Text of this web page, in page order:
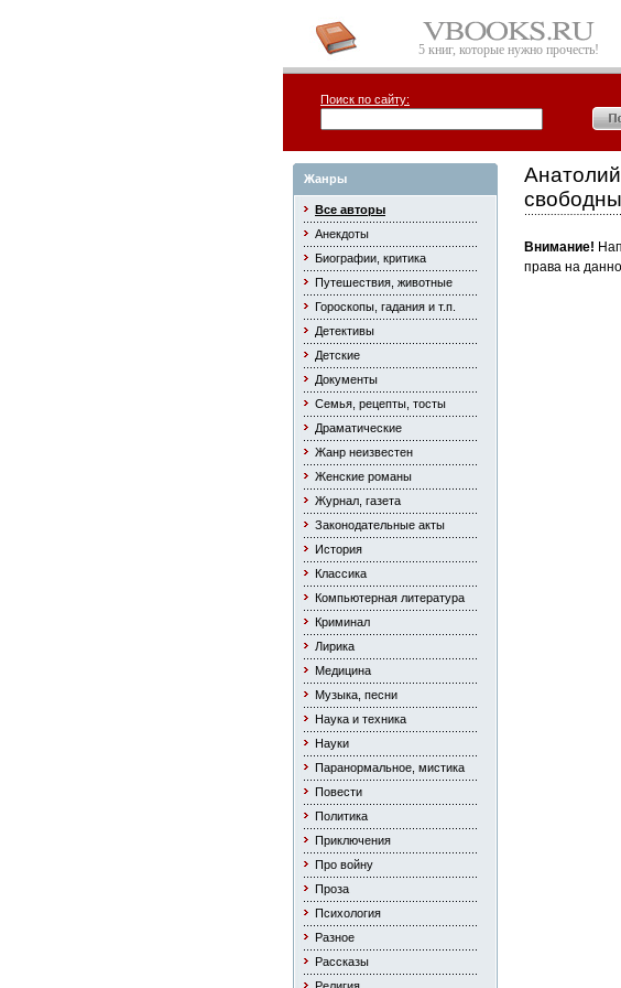
5 книг, которые нужно прочесть!
Поиск по сайту:
Жанры
Все авторы
Анекдоты
Биографии, критика
Путешествия, животные
Гороскопы, гадания и т.п.
Детективы
Детские
Документы
Семья, рецепты, тосты
Драматические
Жанр неизвестен
Женские романы
Журнал, газета
Законодательные акты
История
Классика
Компьютерная литература
Криминал
Лирика
Медицина
Музыка, песни
Наука и техника
Науки
Паранормальное, мистика
Повести
Политика
Приключения
Про войну
Проза
Психология
Разное
Рассказы
Внимание!
права на